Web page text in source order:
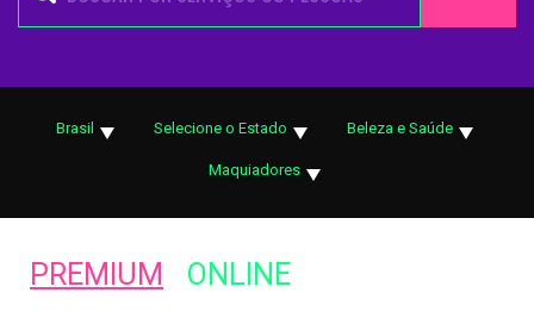
Brasil Selecione o Estado Beleza e Saúde
Maquiadores
PREMIUM ONLINE